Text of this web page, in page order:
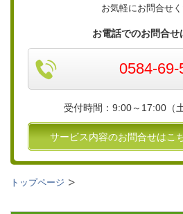
お気軽にお問合せ
お電話でのお問合せ
0584-69-
受付時間：9:00～17:00 （
サービス内容のお問合せはこ
トップページ